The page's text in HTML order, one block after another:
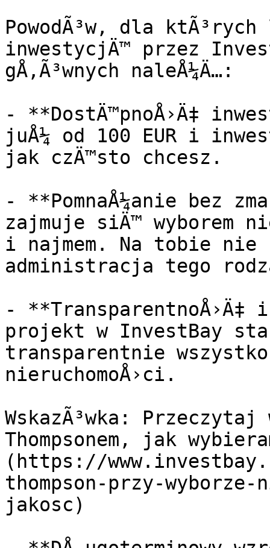
PowodÃ³w, dla
inwestycjÄ™ przez
gÅ‚Ã³wnych naleÅ¼Ä…:
- **DostÄ™pnoÅ›Ä‡
juÅ¼ od 100 EUR i
jak czÄ™sto chcesz.
- **PomnaÅ¼anie bez
zajmuje siÄ™ wyborem
i najmem. Na tobie nie
administracja tego
- **TransparentnoÅ›Ä‡
projekt w InvestBay
transparentnie
nieruchomoÅ›ci.
WskazÃ³wka:
Thompsonem, jak
(https://
thompson-przy-
jakosc)